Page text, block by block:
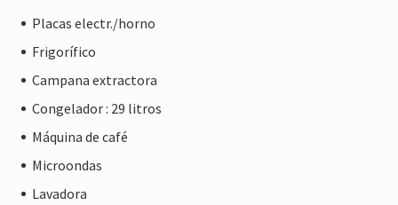
Placas electr./horno
Frigorífico
Campana extractora
Congelador : 29 litros
Máquina de café
Microondas
Lavadora